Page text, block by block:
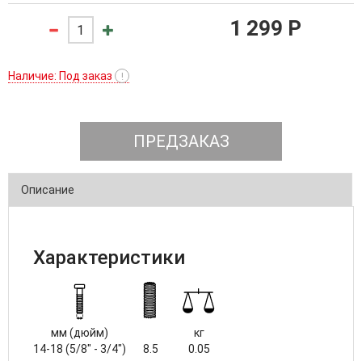
1 299 P
Наличие: Под заказ !
ПРЕДЗАКАЗ
Описание
Характеристики
мм (дюйм)
кг
14-18 (5/8" - 3/4")
8.5 0.05